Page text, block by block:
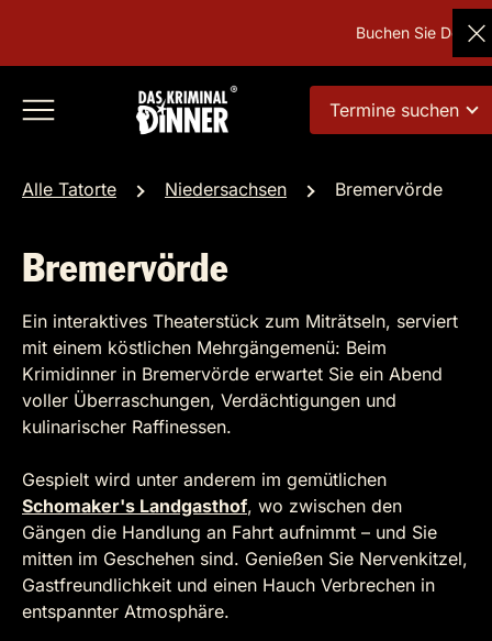
Buchen Sie
Termine suchen
Alle Tatorte Niedersachsen Bremervörde
Bremervörde
Ein interaktives Theaterstück zum Miträtseln, serviert
mit einem köstlichen Mehrgängemenü: Beim
Krimidinner in Bremervörde erwartet Sie ein Abend
voller Überraschungen, Verdächtigungen und
kulinarischer Raffinessen.
Gespielt wird unter anderem im gemütlichen
Schomaker's Landgasthof, wo zwischen den
Gängen die Handlung an Fahrt aufnimmt – und Sie
mitten im Geschehen sind. Genießen Sie Nervenkitzel,
Gastfreundlichkeit und einen Hauch Verbrechen in
entspannter Atmosphäre.